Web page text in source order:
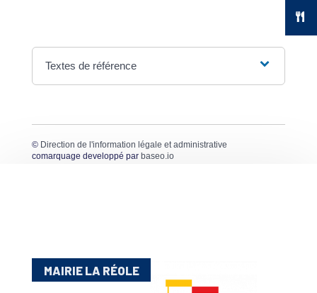
Textes de référence
© Direction de l'information légale et administrative
comarquage developpé par baseo.io
MAIRIE LA RÉOLE